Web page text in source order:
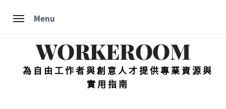
Menu
WORKEROOM
為自由工作者與創意人才提供專業資源與
實用指南